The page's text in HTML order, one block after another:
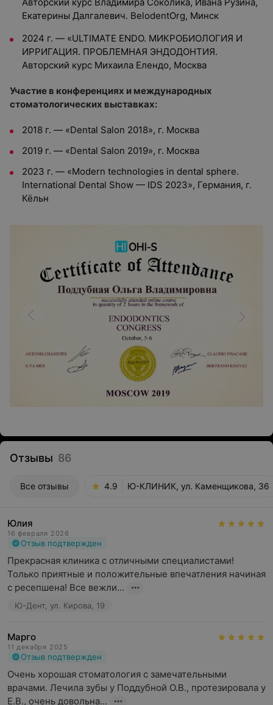
Екатерины Далгалевич. BelodentOrg, Минск
2024 г. — «ULTIMATE ENDO. МИКРОБИОЛОГИЯ И
ИРРИГАЦИЯ. ПРОБЛЕМНАЯ ЭНДОДОНТИЯ.
Авторский курс Михаила Елендо, Москва
Участие в конференциях и международных
стоматологических выставках:
2018 г. — «Dental Salon 2018», г. Москва
2019 г. — «Dental Salon 2019», г. Москва
2023 г. — «Modern technologies in dental sphere.
International Dental Show — IDS 2023», Германия, г.
Кёльн
Отзывы 86
Все отзывы 4.9 Ю-КЛИНИК, ул. Каменщикова, 36
Юлия
16 февраля 2026
Отзыв подтвержден
Прекрасная клиника с отличными специалистами!
Только приятные и положительные впечатления начиная
с ресепшена! Все вежли...
Ю-Дент, ул. Кирова, 19
Марго
11 декабря 2025
Отзыв подтвержден
Очень хорошая стоматология с замечательными
врачами. Лечила зубы у Поддубной О.В., протезировала у
Е.В., очень довольна...